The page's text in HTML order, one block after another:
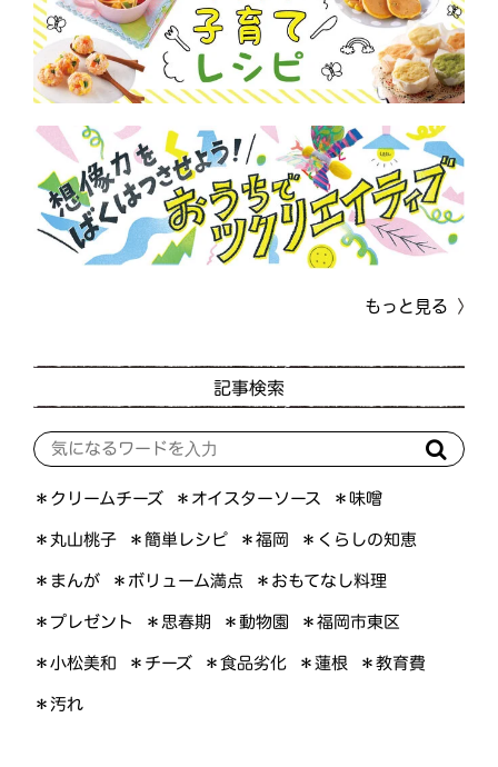
もっと見る
記事検索
＊クリームチーズ ＊オイスターソース ＊味噌
＊丸山桃子 ＊簡単レシピ ＊福岡 ＊くらしの知恵
＊まんが ＊ボリューム満点 ＊おもてなし料理
＊プレゼント ＊思春期 ＊動物園 ＊福岡市東区
＊小松美和 ＊チーズ ＊食品劣化 ＊蓮根 ＊教育費
＊汚れ